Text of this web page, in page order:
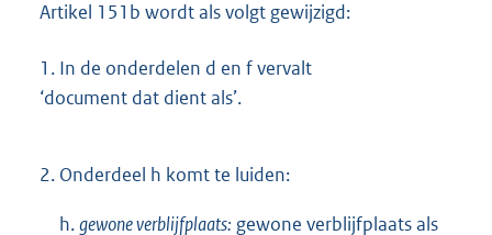
Artikel 151b wordt als volgt gewijzigd:
1. In de onderdelen d en f vervalt
‘document dat dient als’.
2. Onderdeel h komt te luiden:
h.gewone verblijfplaats: gewone verblijfplaats als